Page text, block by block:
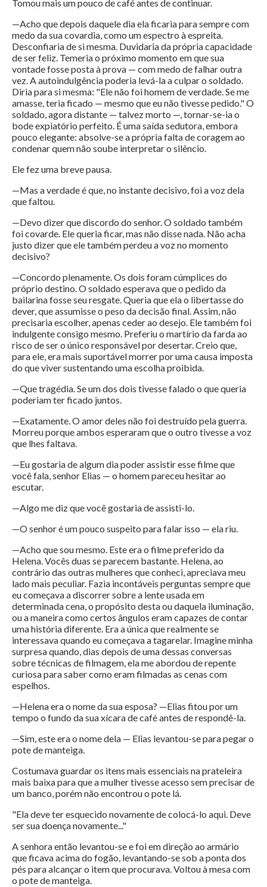
Tomou mais um pouco de café antes de continuar.
—Acho que depois daquele dia ela ficaria para sempre com
medo da sua covardia, como um espectro à espreita.
Desconfiaria de si mesma. Duvidaria da própria capacidade
de ser feliz. Temeria o próximo momento em que sua
vontade fosse posta à prova — com medo de falhar outra
vez. A autoindulgência poderia levá-la a culpar o soldado.
Diria para si mesma: "Ele não foi homem de verdade. Se me
amasse, teria ficado — mesmo que eu não tivesse pedido." O
soldado, agora distante — talvez morto —, tornar-se-ia o
bode expiatório perfeito. É uma saída sedutora, embora
pouco elegante: absolve-se a própria falta de coragem ao
condenar quem não soube interpretar o silêncio.
Ele fez uma breve pausa.
—Mas a verdade é que, no instante decisivo, foi a voz dela
que faltou.
—Devo dizer que discordo do senhor. O soldado também
foi covarde. Ele queria ficar, mas não disse nada. Não acha
justo dizer que ele também perdeu a voz no momento
decisivo?
—Concordo plenamente. Os dois foram cúmplices do
próprio destino. O soldado esperava que o pedido da
bailarina fosse seu resgate. Queria que ela o libertasse do
dever, que assumisse o peso da decisão final. Assim, não
precisaria escolher, apenas ceder ao desejo. Ele também foi
indulgente consigo mesmo. Preferiu o martírio da farda ao
risco de ser o único responsável por desertar. Creio que,
para ele, era mais suportável morrer por uma causa imposta
do que viver sustentando uma escolha proibida.
—Que tragédia. Se um dos dois tivesse falado o que queria
poderiam ter ficado juntos.
—Exatamente. O amor deles não foi destruído pela guerra.
Morreu porque ambos esperaram que o outro tivesse a voz
que lhes faltava.
—Eu gostaria de algum dia poder assistir esse filme que
você fala, senhor Elias — o homem pareceu hesitar ao
escutar.
—Algo me diz que você gostaria de assisti-lo.
—O senhor é um pouco suspeito para falar isso — ela riu.
—Acho que sou mesmo. Este era o filme preferido da
Helena. Vocês duas se parecem bastante. Helena, ao
contrário das outras mulheres que conheci, apreciava meu
lado mais peculiar. Fazia incontáveis perguntas sempre que
eu começava a discorrer sobre a lente usada em
determinada cena, o propósito desta ou daquela iluminação,
ou a maneira como certos ângulos eram capazes de contar
uma história diferente. Era a única que realmente se
interessava quando eu começava a tagarelar. Imagine minha
surpresa quando, dias depois de uma dessas conversas
sobre técnicas de filmagem, ela me abordou de repente
curiosa para saber como eram filmadas as cenas com
espelhos.
—Helena era o nome da sua esposa? —Elias fitou por um
tempo o fundo da sua xícara de café antes de respondê-la.
—Sim, este era o nome dela — Elias levantou-se para pegar o
pote de manteiga.
Costumava guardar os itens mais essenciais na prateleira
mais baixa para que a mulher tivesse acesso sem precisar de
um banco, porém não encontrou o pote lá.
"Ela deve ter esquecido novamente de colocá-lo aqui. Deve
ser sua doença novamente..."
A senhora então levantou-se e foi em direção ao armário
que ficava acima do fogão, levantando-se sob a ponta dos
pés para alcançar o item que procurava. Voltou à mesa com
o pote de manteiga.